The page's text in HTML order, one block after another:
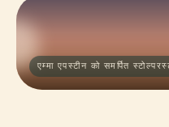
एम्मा एपस्टीन को समर्पित